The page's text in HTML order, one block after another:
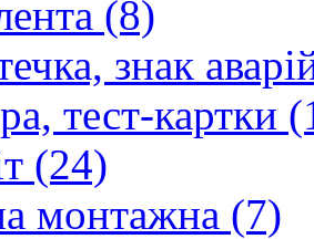
(8)
знак
тест-картки
(24)
монтажна (7)